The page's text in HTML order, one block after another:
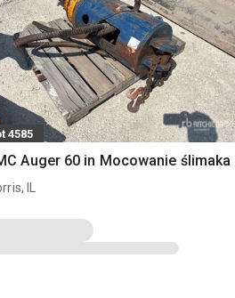
4585
Auger 60 in Mocowanie ślimaka
IL